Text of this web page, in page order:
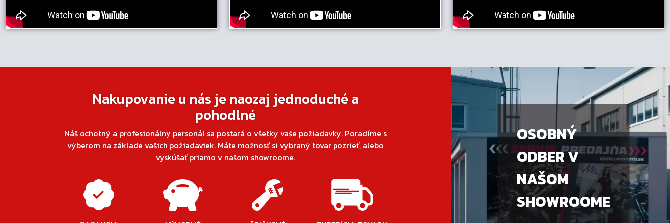
Nakupovanie u nás je naozaj jednoduché a
pohodlné
Náš ochotný a profesionálny personál sa postará o všetky vaše požiadavky. Poradíme s
výberom na základe vašich požiadaviek. Máte možnosť si vybraný tovar pozrieť, alebo
vyskúšať priamo v našom showroome.
OSOBNÝ
ODBER V
NAŠOM
SHOWROOME